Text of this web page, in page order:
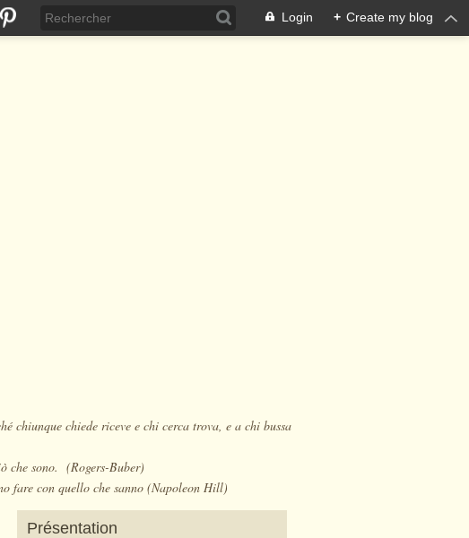
Login + Create my blog
chiunque chiede riceve e chi cerca trova, e a chi bussa
che sono. (Rogers-Buber)
fare con quello che sanno (Napoleon Hill)
Présentation